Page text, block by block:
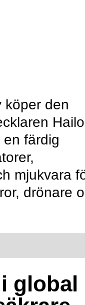
köper den
färdig
mjukvara
drönare
global